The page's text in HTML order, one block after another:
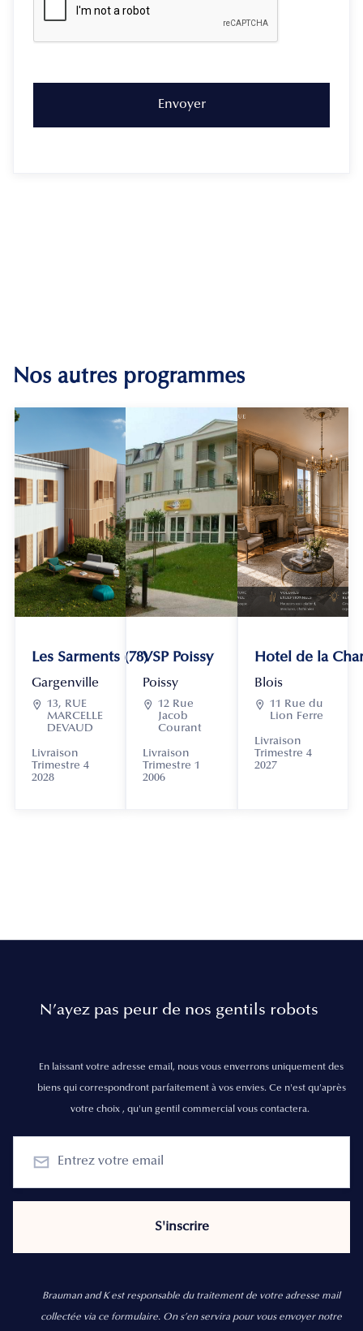
Nos autres programmes
Les Sarments (78)
Gargenville
 13, RUE
MARCELLE
DEVAUD
Livraison
Trimestre 4
2028
VSP Poissy
Poissy
 12 Rue
Jacob
Courant
Livraison
Trimestre 1
2006
Hotel de la
Blois
 11 Rue du
Lion Ferre
Livraison
Trimestre 4
2027
N’ayez pas peur de nos gentils robots
En laissant votre adresse email, nous vous enverrons uniquement des
biens qui correspondront parfaitement à vos envies. Ce n'est qu'après
votre choix , qu'un gentil commercial vous contactera.
Brauman and K est responsable du traitement de votre adresse mail
collectée via ce formulaire. On s’en servira pour vous envoyer notre